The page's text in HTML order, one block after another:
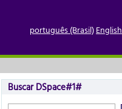
português (Brasil)English
Buscar DSpace#1#